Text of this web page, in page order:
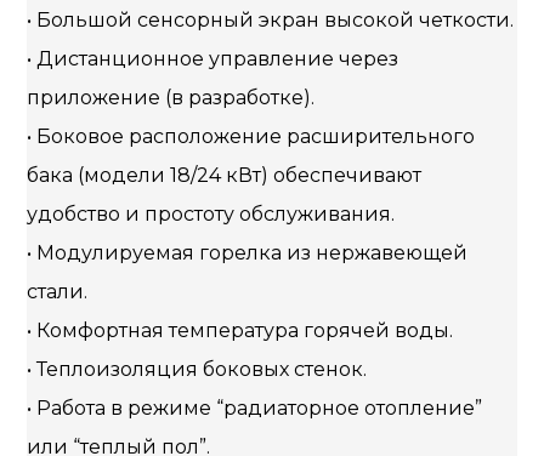
• Большой сенсорный экран высокой четкости.
• Дистанционное управление через
приложение (в разработке).
• Боковое расположение расширительного
бака (модели 18/24 кВт) обеспечивают
удобство и простоту обслуживания.
• Модулируемая горелка из нержавеющей
стали.
• Комфортная температура горячей воды.
• Теплоизоляция боковых стенок.
• Работа в режиме “радиаторное отопление”
или “теплый пол”.